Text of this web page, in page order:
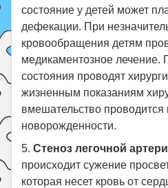
состояние у детей может
дефекации. При
кровообращения детям
медикаментозное лечение.
состояния проводят
жизненным показаниям
вмешательство
новорожденности.
5.Стеноз легочной
происходит сужение
которая несет кровь от